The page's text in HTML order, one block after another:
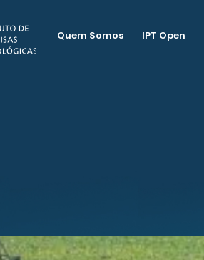
Quem Somos IPT Open